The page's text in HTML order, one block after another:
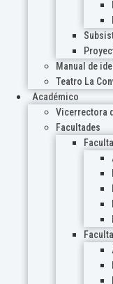
Manual de
Teatro La
Académico
Vicerrectora
Facultades